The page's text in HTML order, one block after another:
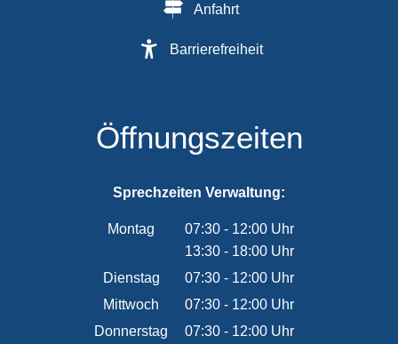
Anfahrt
Barrierefreiheit
Öffnungszeiten
Sprechzeiten Verwaltung:
Montag 07:30- 12:00Uhr
Von 07:30 bis 12:00 Uhr
13:30- 18:00Uhr
Von 13:30 bis 18:00 Uhr
Dienstag 07:30- 12:00Uhr
Von 07:30 bis 12:00 Uhr
Mittwoch 07:30- 12:00Uhr
Von 07:30 bis 12:00 Uhr
Donnerstag 07:30- 12:00Uhr